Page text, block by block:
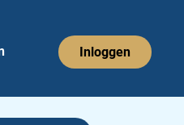
Inloggen